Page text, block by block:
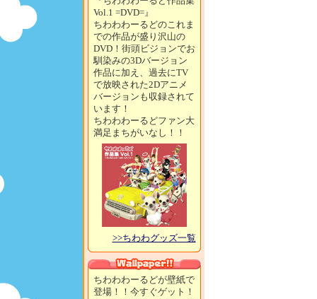
Vol.1 =DVD=』
ちわわわーるどのこれま
での作品が盛り沢山の
DVD！街頭ビジョンでお
馴染みの3Dバージョン
作品に加え、過去にTV
で放映された2Dアニメ
バージョンも収録されて
います！
ちわわわーるどファン大
満足まちがいなし！！
>>ちわわグッズ一覧
ちわわわーるどが壁紙で
登場！！今すぐゲット！